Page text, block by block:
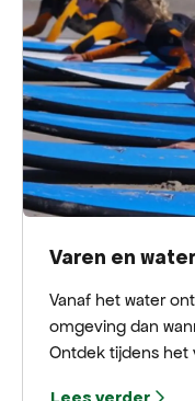
Varen en
Vanaf het water
omgeving dan
Ontdek tijdens het
Lees verder